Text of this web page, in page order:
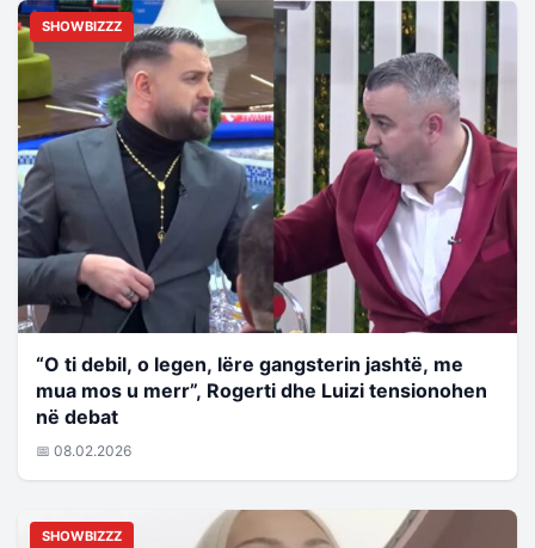
SHOWBIZZZ
“O ti debil, o legen, lëre gangsterin jashtë, me
mua mos u merr”, Rogerti dhe Luizi tensionohen
në debat
📅 08.02.2026
SHOWBIZZZ